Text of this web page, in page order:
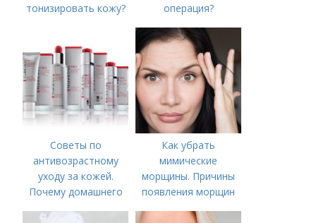
тонизировать кожу?
операция?
Советы по
антивозрастному
уходу за кожей.
Почему домашнего
Как убрать
мимические
морщины. Причины
появления морщин